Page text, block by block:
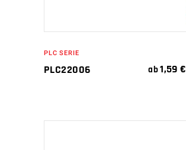
PLC SERIE
PLC22006 ab1,59€